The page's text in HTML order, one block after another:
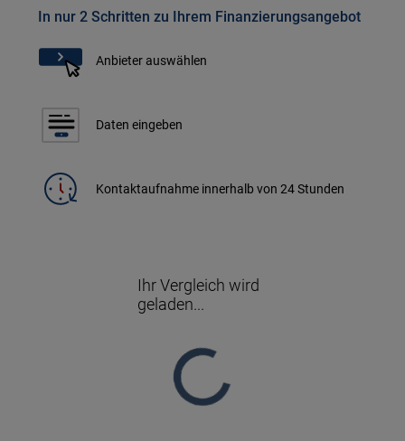
In nur 2 Schritten zu Ihrem Finanzierungsangebot
Anbieter auswählen
Daten eingeben
Kontaktaufnahme innerhalb von 24 Stunden